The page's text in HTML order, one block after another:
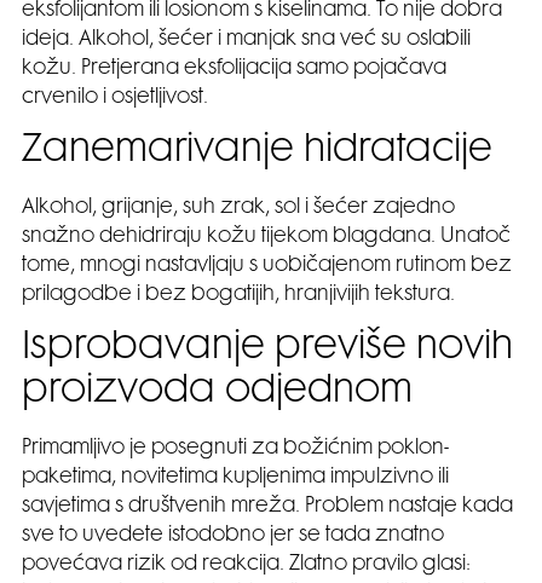
eksfolijantom ili losionom s kiselinama. To nije dobra
ideja. Alkohol, šećer i manjak sna već su oslabili
kožu. Pretjerana eksfolijacija samo pojačava
crvenilo i osjetljivost.
Zanemarivanje hidratacije
Alkohol, grijanje, suh zrak, sol i šećer zajedno
snažno dehidriraju kožu tijekom blagdana. Unatoč
tome, mnogi nastavljaju s uobičajenom rutinom bez
prilagodbe i bez bogatijih, hranjivijih tekstura.
Isprobavanje previše novih
proizvoda odjednom
Primamljivo je posegnuti za božićnim poklon-
paketima, novitetima kupljenima impulzivno ili
savjetima s društvenih mreža. Problem nastaje kada
sve to uvedete istodobno jer se tada znatno
povećava rizik od reakcija. Zlatno pravilo glasi: